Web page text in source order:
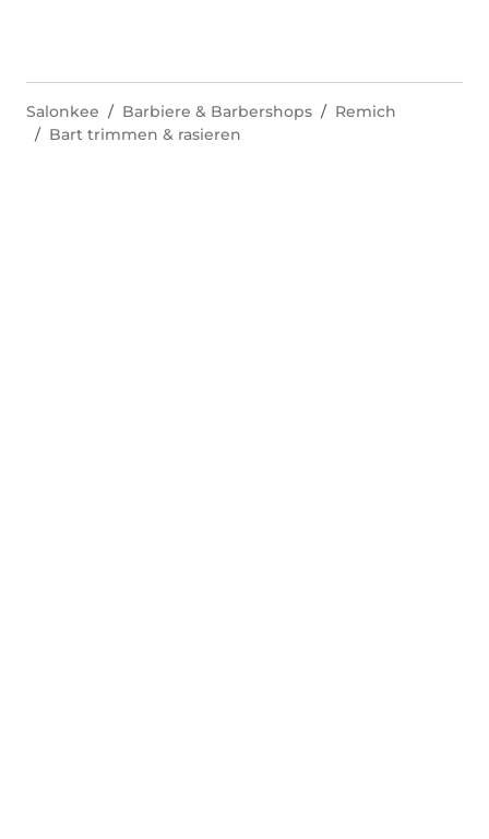
Salonkee Barbiere & Barbershops
Remich
Bart trimmen & rasieren